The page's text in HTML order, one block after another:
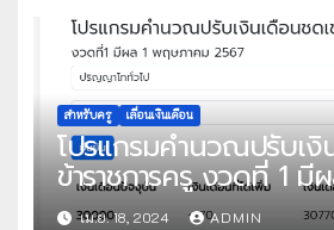
สำหรับครู เลื่อนเงินเดือน
โปรแกรมคำนวณปรับเงิ
ข้าราชการครู งวดที่ 1 มี
พฤษภาคม 2567
เม.ย. 18, 2024 ADMIN